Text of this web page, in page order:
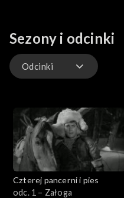
Jak działała konspiracja
Gdańskim? Zobacz
film”
Sezony i odcinki
Odcinki
Czterej pancerni i pies
odc. 1 – Załoga